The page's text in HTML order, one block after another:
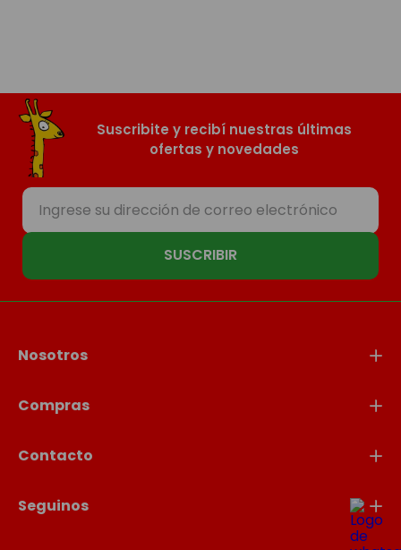
Suscribite y recibí nuestras últimas
ofertas y novedades
SUSCRIBIR
Nosotros
Compras
Contacto
Seguinos